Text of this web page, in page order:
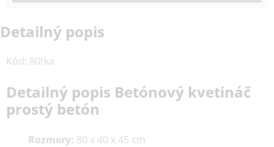
Detailný popis
Kód: 80tka
Detailný popis Betónový kvetináč
prostý betón
Rozmery: 80 x 40 x 45 cm